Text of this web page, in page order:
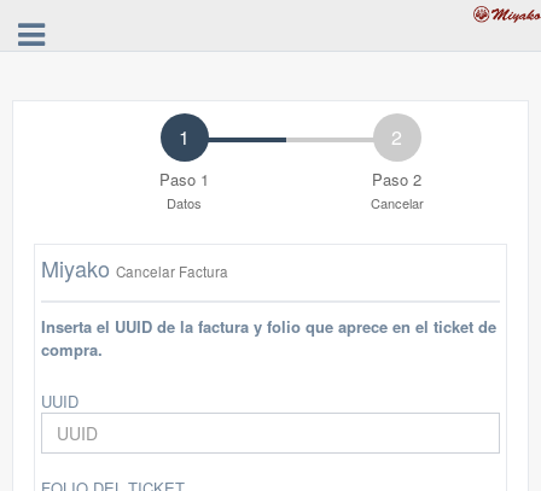
1
Paso 1
Datos
2
Paso 2
Cancelar
Miyako Cancelar Factura
Inserta el UUID de la factura y folio que aprece en el ticket de
compra.
UUID